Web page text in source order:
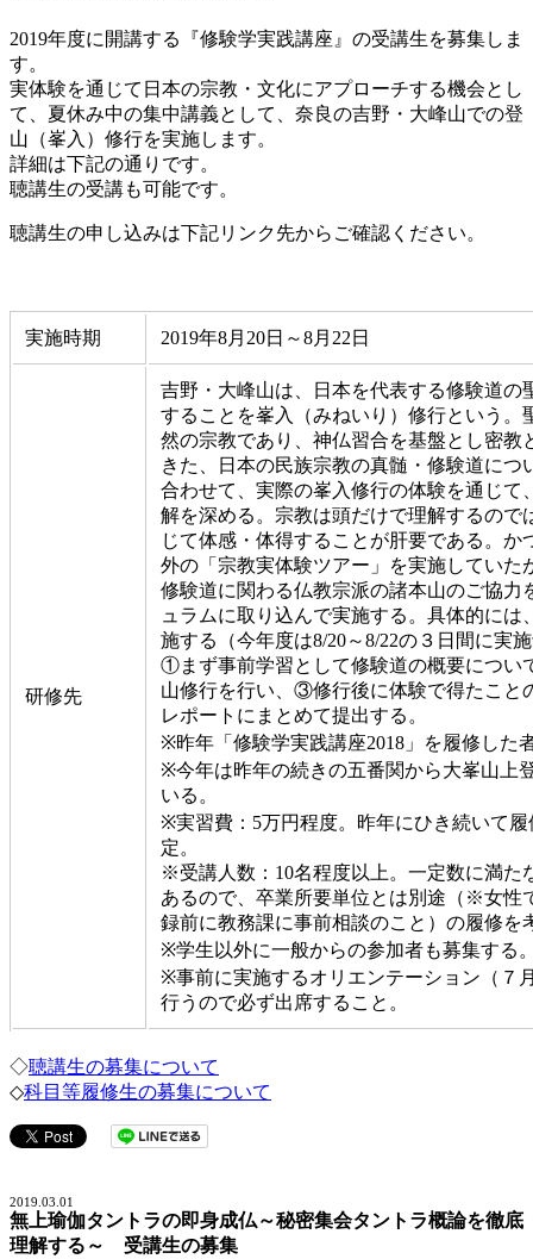
2019年度に開講する『修験学実践講座』の受講生を募集しま
す。
実体験を通じて日本の宗教・文化にアプローチする機会とし
て、夏休み中の集中講義として、奈良の吉野・大峰山での登
山（峯入）修行を実施します。
詳細は下記の通りです。
聴講生の受講も可能です。
聴講生の申し込みは下記リンク先からご確認ください。
実施時期 2019年8月20日～8月22日
研修先
吉野・大峰山は、日本を代表する修験道の
することを峯入（みねいり）修行という。
然の宗教であり、神仏習合を基盤とし密教
きた、日本の民族宗教の真髄・修験道につ
合わせて、実際の峯入修行の体験を通じて
解を深める。宗教は頭だけで理解するので
じて体感・体得することが肝要である。か
外の「宗教実体験ツアー」を実施していた
修験道に関わる仏教宗派の諸本山のご協力
ュラムに取り込んで実施する。具体的には
施する（今年度は8/20～8/22の３日間に実
①まず事前学習として修験道の概要につい
山修行を行い、③修行後に体験で得たこ
レポートにまとめて提出する。
※昨年「修験学実践講座2018」を履修した
※今年は昨年の続きの五番関から大峯山上
いる。
※実習費：5万円程度。昨年にひき続いて
定。
※受講人数：10名程度以上。一定数に満た
あるので、卒業所要単位とは別途（※女性
録前に教務課に事前相談のこと）の履修を
※学生以外に一般からの参加者も募集する
※事前に実施するオリエンテーション（７
行うので必ず出席すること。
◇聴講生の募集について
◇科目等履修生の募集について
2019.03.01
無上瑜伽タントラの即身成仏～秘密集会タントラ概論を徹底
理解する～ 受講生の募集